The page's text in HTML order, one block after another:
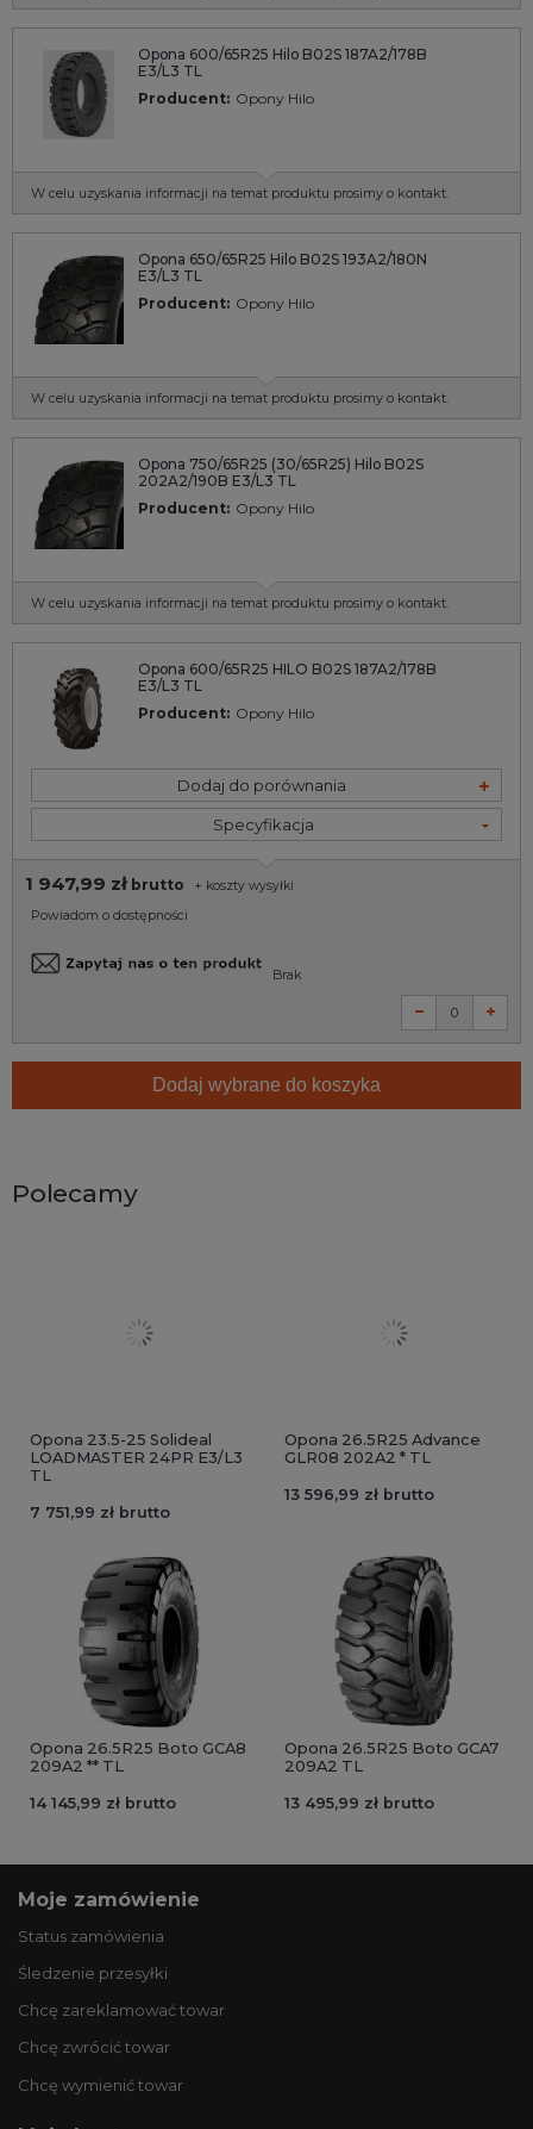
Opona 600/65R25 Hilo B02S 187A2/178B
E3/L3 TL
Producent: Opony Hilo
W celu uzyskania informacji na temat produktu prosimy o kontakt.
Opona 650/65R25 Hilo B02S 193A2/180N
E3/L3 TL
Producent: Opony Hilo
W celu uzyskania informacji na temat produktu prosimy o kontakt.
Opona 750/65R25 (30/65R25) Hilo B02S
202A2/190B E3/L3 TL
Producent: Opony Hilo
W celu uzyskania informacji na temat produktu prosimy o kontakt.
Opona 600/65R25 HILO B02S 187A2/178B
E3/L3 TL
Producent: Opony Hilo
Dodaj do porównania
Specyfikacja
1 947,99 zł brutto + koszty wysyłki
Powiadom o dostępności
Brak
Dodaj wybrane do koszyka
Polecamy
Opona 23.5-25 Solideal
LOADMASTER 24PR E3/L3
TL
7 751,99 zł brutto
Opona 26.5R25 Advance
GLR08 202A2 * TL
13 596,99 zł brutto
Opona 26.5R25 Boto GCA8
209A2 ** TL
14 145,99 zł brutto
Opona 26.5R25 Boto GCA7
209A2 TL
13 495,99 zł brutto
Moje zamówienie
Status zamówienia
Śledzenie przesyłki
Chcę zareklamować towar
Chcę zwrócić towar
Chcę wymienić towar